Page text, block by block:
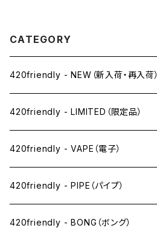
CATEGORY
420friendly - NEW（新入荷・再入荷）
420friendly - LIMITED（限定品）
420friendly - VAPE（電子）
ペン下
ニコパフ系
420friendly - PIPE（パイプ）
420friendly - BONG（ボング）